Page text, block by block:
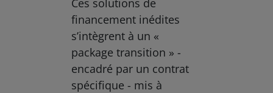
financement inédites
s’intègrent à un «
package transition » -
encadré par un contrat
spécifique - mis à